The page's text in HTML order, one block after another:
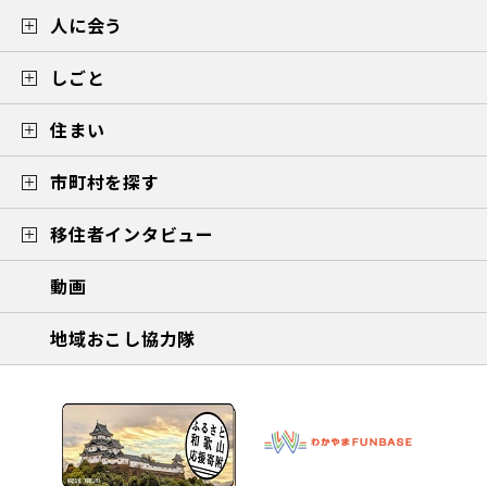
人に会う
しごと
住まい
市町村を探す
移住者インタビュー
動画
地域おこし協力隊